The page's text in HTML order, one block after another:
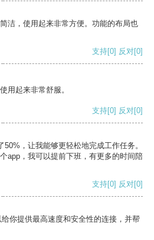
洁，使用起来非常方便。功能的布局也
支持[0] 反对[0]
用起来非常舒服。
支持[0] 反对[0]
，让我能够更轻松地完成工作任务。
app，我可以提前下班，有更多的时间陪
支持[0] 反对[0]
你提供最高速度和安全性的连接，并帮